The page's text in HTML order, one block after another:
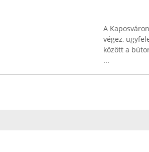
A
végez,
között a
...